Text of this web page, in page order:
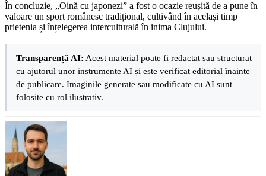
În concluzie, „Oină cu japonezi” a fost o ocazie reușită de a pune în
valoare un sport românesc tradițional, cultivând în același timp
prietenia și înțelegerea interculturală în inima Clujului.
Transparență AI: Acest material poate fi redactat sau structurat
cu ajutorul unor instrumente AI și este verificat editorial înainte
de publicare. Imaginile generate sau modificate cu AI sunt
folosite cu rol ilustrativ.